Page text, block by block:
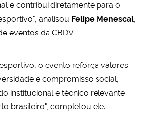
e contribui diretamente para o
analisou Felipe Menescal,
eventos da CBDV.
o evento reforça valores
e compromisso social,
institucional e técnico relevante
brasileiro", completou ele.